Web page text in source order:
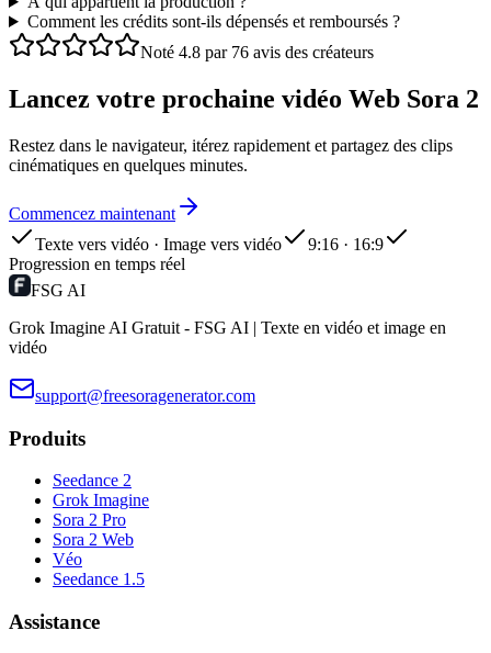
Comment les crédits sont-ils dépensés et remboursés ?
Noté 4.8 par 76 avis des créateurs
Lancez votre prochaine vidéo Web Sora 2
Restez dans le navigateur, itérez rapidement et partagez des clips
cinématiques en quelques minutes.
Commencez maintenant
Texte vers vidéo · Image vers vidéo
9:16 · 16:9
Progression en temps réel
FSG AI
Grok Imagine AI Gratuit - FSG AI | Texte en vidéo et image en
vidéo
support@freesoragenerator.com
Produits
Seedance 2
Grok Imagine
Sora 2 Pro
Sora 2 Web
Véo
Seedance 1.5
Assistance